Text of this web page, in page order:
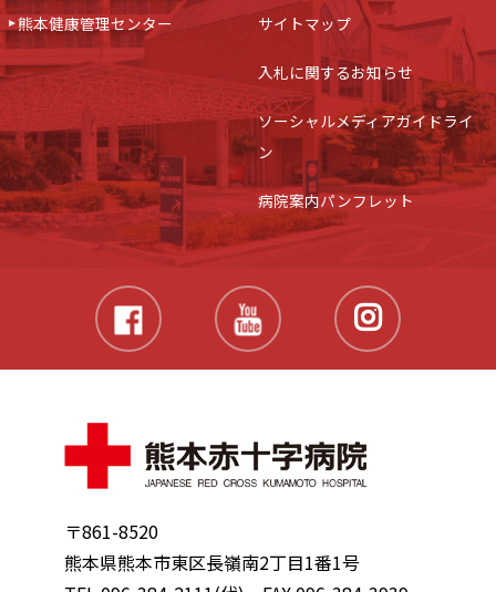
〒861-8520
熊本県熊本市東区長嶺南2丁目1番1号
熊本健康管理センター サイトマップ
入札に関するお知らせ
ソーシャルメディアガイドライ
ン
病院案内パンフレット